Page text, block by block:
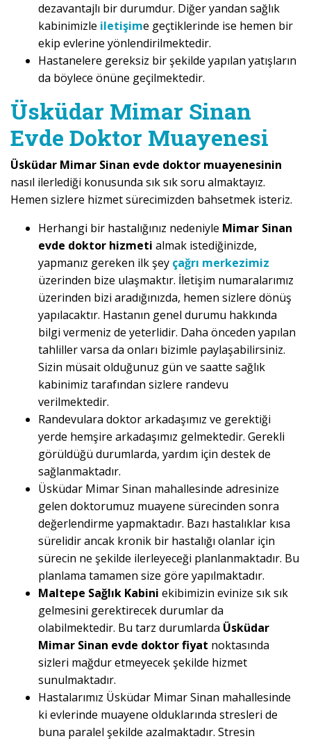
dezavantajlı bir durumdur. Diğer yandan sağlık
kabinimizle iletişime geçtiklerinde ise hemen bir
ekip evlerine yönlendirilmektedir.
Hastanelere gereksiz bir şekilde yapılan yatışların
da böylece önüne geçilmektedir.
Üsküdar Mimar Sinan
Evde Doktor Muayenesi
Üsküdar Mimar Sinan evde doktor muayenesinin
nasıl ilerlediği konusunda sık sık soru almaktayız.
Hemen sizlere hizmet sürecimizden bahsetmek isteriz.
Herhangi bir hastalığınız nedeniyle Mimar Sinan
evde doktor hizmeti almak istediğinizde,
yapmanız gereken ilk şey çağrı merkezimiz
üzerinden bize ulaşmaktır. İletişim numaralarımız
üzerinden bizi aradığınızda, hemen sizlere dönüş
yapılacaktır. Hastanın genel durumu hakkında
bilgi vermeniz de yeterlidir. Daha önceden yapılan
tahliller varsa da onları bizimle paylaşabilirsiniz.
Sizin müsait olduğunuz gün ve saatte sağlık
kabinimiz tarafından sizlere randevu
verilmektedir.
Randevulara doktor arkadaşımız ve gerektiği
yerde hemşire arkadaşımız gelmektedir. Gerekli
görüldüğü durumlarda, yardım için destek de
sağlanmaktadır.
Üsküdar Mimar Sinan mahallesinde adresinize
gelen doktorumuz muayene sürecinden sonra
değerlendirme yapmaktadır. Bazı hastalıklar kısa
sürelidir ancak kronik bir hastalığı olanlar için
sürecin ne şekilde ilerleyeceği planlanmaktadır. Bu
planlama tamamen size göre yapılmaktadır.
Maltepe Sağlık Kabini ekibimizin evinize sık sık
gelmesini gerektirecek durumlar da
olabilmektedir. Bu tarz durumlarda Üsküdar
Mimar Sinan evde doktor fiyat noktasında
sizleri mağdur etmeyecek şekilde hizmet
sunulmaktadır.
Hastalarımız Üsküdar Mimar Sinan mahallesinde
ki evlerinde muayene olduklarında stresleri de
buna paralel şekilde azalmaktadır. Stresin